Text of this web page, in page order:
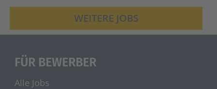
WEITERE JOBS
FÜR BEWERBER
Alle Jobs